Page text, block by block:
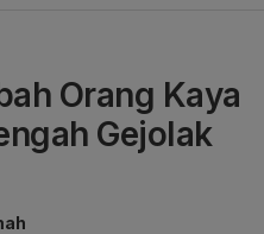
Orang Kaya
Gejolak